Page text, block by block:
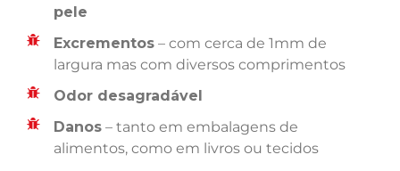
pele
Excrementos – com cerca de 1mm de
largura mas com diversos comprimentos
Odor desagradável
Danos – tanto em embalagens de
alimentos, como em livros ou tecidos